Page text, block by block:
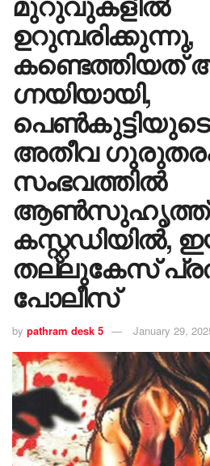
ഉറുമ്പരിക്കുന്നു,
കണ്ടെത്തിയത്
ഗ്നയിയായി,
പെൺകുട്ടിയുടെ
അതീവ
സംഭവത്തിൽ
ആൺസുഹൃത്ത്
കസ്റ്റഡിയിൽ,
തല്ലുകേസ്
പോലീസ്
by pathram desk 5 January 29,